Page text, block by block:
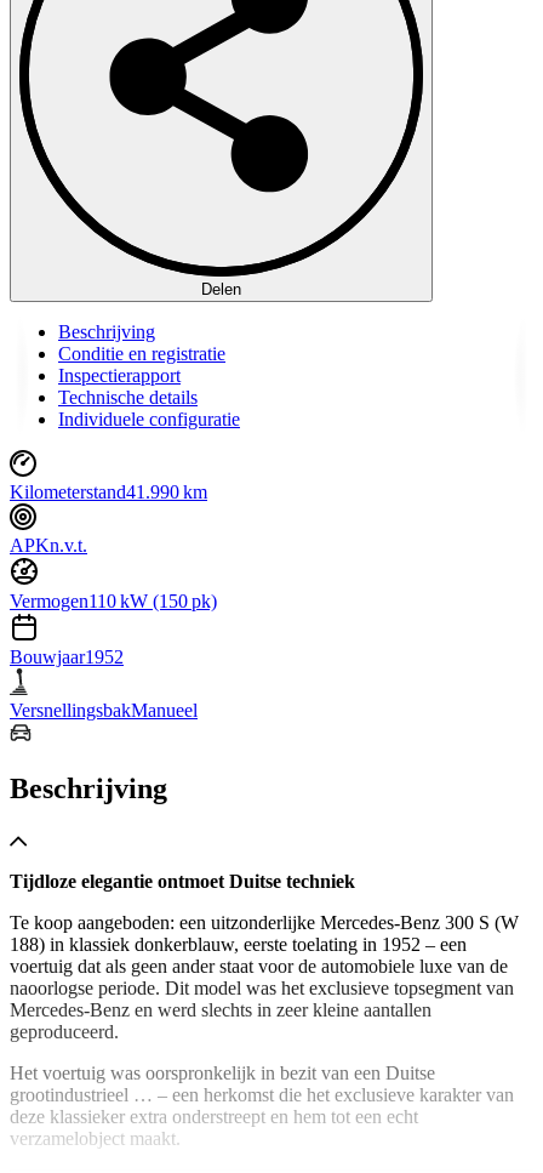
Delen
Beschrijving
Conditie en registratie
Inspectierapport
Technische details
Individuele configuratie
Kilometerstand41.990 km
APKn.v.t.
Vermogen110 kW (150 pk)
Bouwjaar1952
VersnellingsbakManueel
Beschrijving
Tijdloze elegantie ontmoet Duitse techniek
Te koop aangeboden: een uitzonderlijke Mercedes-Benz 300 S (W
188) in klassiek donkerblauw, eerste toelating in 1952 – een
voertuig dat als geen ander staat voor de automobiele luxe van de
naoorlogse periode. Dit model was het exclusieve topsegment van
Mercedes-Benz en werd slechts in zeer kleine aantallen
geproduceerd.
Het voertuig was oorspronkelijk in bezit van een Duitse
grootindustrieel … – een herkomst die het exclusieve karakter van
deze klassieker extra onderstreept en hem tot een echt
verzamelobject maakt.